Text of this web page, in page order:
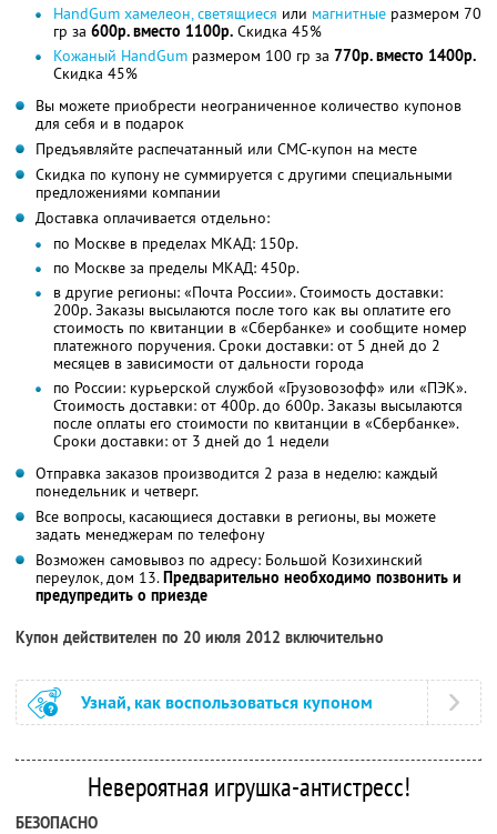
HandGum хамелеон, светящиеся или магнитные размером 70
гр за 600р. вместо 1100р. Скидка 45%
Кожаный HandGum размером 100 гр за 770р. вместо 1400р.
Скидка 45%
Вы можете приобрести неограниченное количество купонов
для себя и в подарок
Предъявляйте распечатанный или СМС-купон на месте
Скидка по купону не суммируется с другими специальными
предложениями компании
Доставка оплачивается отдельно:
по Москве в пределах МКАД: 150р.
по Москве за пределы МКАД: 450р.
в другие регионы: «Почта России». Стоимость доставки:
200р. Заказы высылаются после того как вы оплатите его
стоимость по квитанции в «Сбербанке» и сообщите номер
платежного поручения. Сроки доставки: от 5 дней до 2
месяцев в зависимости от дальности города
по России: курьерской службой «Грузовозофф» или «ПЭК».
Стоимость доставки: от 400р. до 600р. Заказы высылаются
после оплаты его стоимости по квитанции в «Сбербанке».
Сроки доставки: от 3 дней до 1 недели
Отправка заказов производится 2 раза в неделю: каждый
понедельник и четверг.
Все вопросы, касающиеся доставки в регионы, вы можете
задать менеджерам по телефону
Возможен самовывоз по адресу: Большой Козихинский
переулок, дом 13.Предварительно необходимо позвонить и
предупредить о приезде
Купон действителен по 20 июля 2012 включительно
Узнай, как воспользоваться купоном
Невероятная игрушка-антистресс!
БЕЗОПАСНО